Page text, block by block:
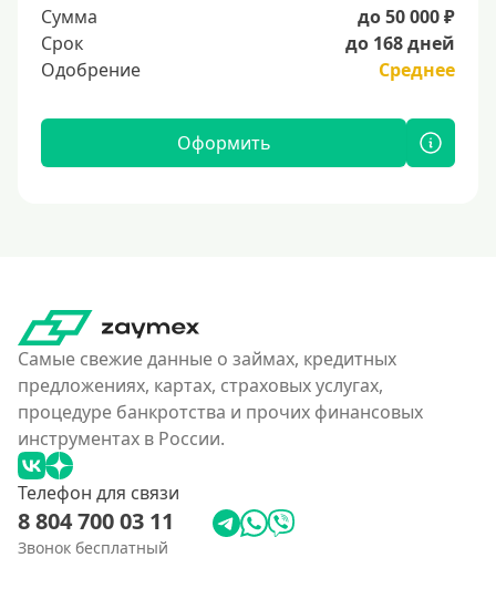
Сумма
до 50 000 ₽
Срок
до 168 дней
Одобрение
Среднее
Оформить
Самые свежие данные о займах, кредитных
предложениях, картах, страховых услугах,
процедуре банкротства и прочих финансовых
инструментах в России.
Телефон для связи
8 804 700 03 11
Звонок бесплатный